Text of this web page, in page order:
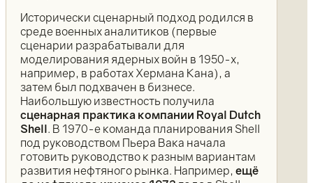
Исторически сценарный подход родился в
среде военных аналитиков (первые
сценарии разрабатывали для
моделирования ядерных войн в 1950-х,
например, в работах Хермана Кана), а
затем был подхвачен в бизнесе.
Наибольшую известность получила
сценарная практика компании Royal Dutch
Shell. В 1970-е команда планирования Shell
под руководством Пьера Вака начала
готовить руководство к разным вариантам
развития нефтяного рынка. Например, ещё